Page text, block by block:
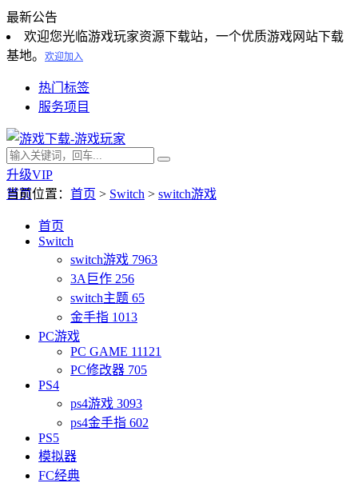
最新公告
欢迎您光临游戏玩家资源下载站，一个优质游戏网站下载
基地。
欢迎加入
热门标签
服务项目
升级VIP
首页
首页
Switch
switch游戏 7963
3A巨作 256
switch主题 65
金手指 1013
PC游戏
PC GAME 11121
PC修改器 705
PS4
ps4游戏 3093
ps4金手指 602
PS5
模拟器
FC经典
当前位置： 首页 > Switch > switch游戏